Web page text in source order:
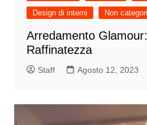
Design di interni
Non
Arredamento
Raffinatezza
Staff Agosto 12, 2023